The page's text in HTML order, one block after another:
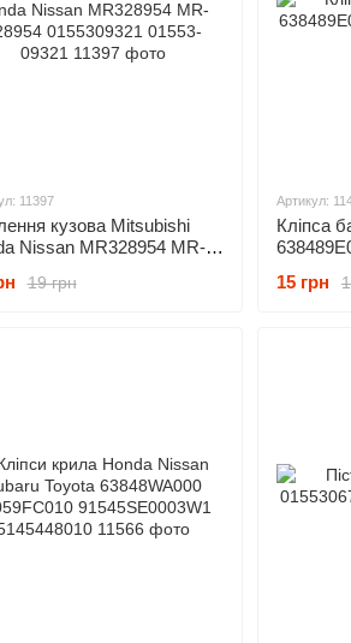
11397
кузова Mitsubishi
Nissan MR328954 MR-
19 грн
Артикул:
Кліпса
15 грн